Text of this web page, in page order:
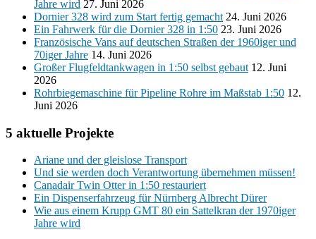
Jahre wird 27. Juni 2026
Dornier 328 wird zum Start fertig gemacht 24. Juni 2026
Ein Fahrwerk für die Dornier 328 in 1:50 23. Juni 2026
Französische Vans auf deutschen Straßen der 1960iger und
70iger Jahre 14. Juni 2026
Großer Flugfeldtankwagen in 1:50 selbst gebaut 12. Juni
2026
Rohrbiegemaschine für Pipeline Rohre im Maßstab 1:50 12.
Juni 2026
5 aktuelle Projekte
Ariane und der gleislose Transport
Und sie werden doch Verantwortung übernehmen müssen!
Canadair Twin Otter in 1:50 restauriert
Ein Dispenserfahrzeug für Nürnberg Albrecht Dürer
Wie aus einem Krupp GMT 80 ein Sattelkran der 1970iger
Jahre wird